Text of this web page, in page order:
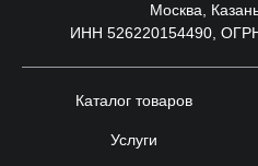
Москва,
ИНН 526220154490,
Каталог товаров
Услуги